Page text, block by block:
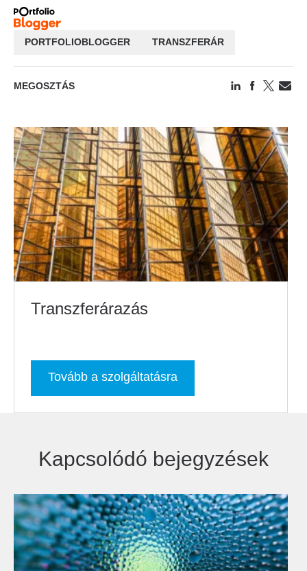
PORTFOLIOBLOGGER TRANSZFERÁR
MEGOSZTÁS
Transzferárazás
Tovább a szolgáltatásra
Kapcsolódó bejegyzések